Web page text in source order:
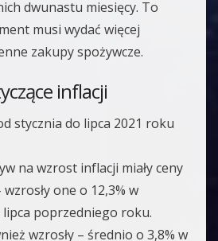
dwunastu miesięcy. To
musi wydać więcej
zakupy spożywcze.
inflacji
stycznia do lipca 2021 roku
na wzrost inflacji miały ceny
one o 12,3% w
poprzedniego roku.
wzrosły – średnio o 3,8% w